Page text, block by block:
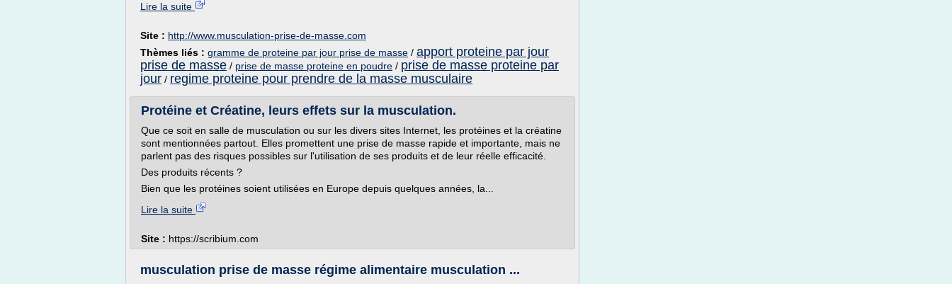
Lire la suite
Site : http://www.musculation-prise-de-masse.com
Thèmes liés : gramme de proteine par jour prise de masse / apport proteine par jour
prise de masse / prise de masse proteine en poudre / prise de masse proteine par
jour / regime proteine pour prendre de la masse musculaire
Protéine et Créatine, leurs effets sur la musculation.
Que ce soit en salle de musculation ou sur les divers sites Internet, les protéines et la créatine
sont mentionnées partout. Elles promettent une prise de masse rapide et importante, mais ne
parlent pas des risques possibles sur l'utilisation de ses produits et de leur réelle efficacité.
Des produits récents ?
Bien que les protéines soient utilisées en Europe depuis quelques années, la...
Lire la suite
Site : https://scribium.com
musculation prise de masse régime alimentaire musculation ...